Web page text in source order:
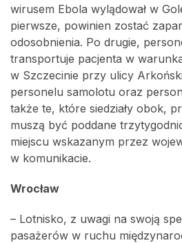
wirusem Ebola wylądował w
pierwsze, powinien zostać
odosobnienia. Po drugie,
transportuje pacjenta w
w Szczecinie przy ulicy
personelu samolotu oraz
także te, które siedziały obok,
muszą być poddane
miejscu wskazanym przez
w komunikacie.
Wrocław
– Lotnisko, z uwagi na swoją
pasażerów w ruchu